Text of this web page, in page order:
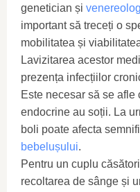
genetician și venereolog
important să treceți o
mobilitatea și
Lavizitarea acestor
prezența infecțiilor
Este necesar să se
endocrine au soții. La
boli poate afecta
bebelușului.
Pentru un cuplu
recoltarea de sânge și